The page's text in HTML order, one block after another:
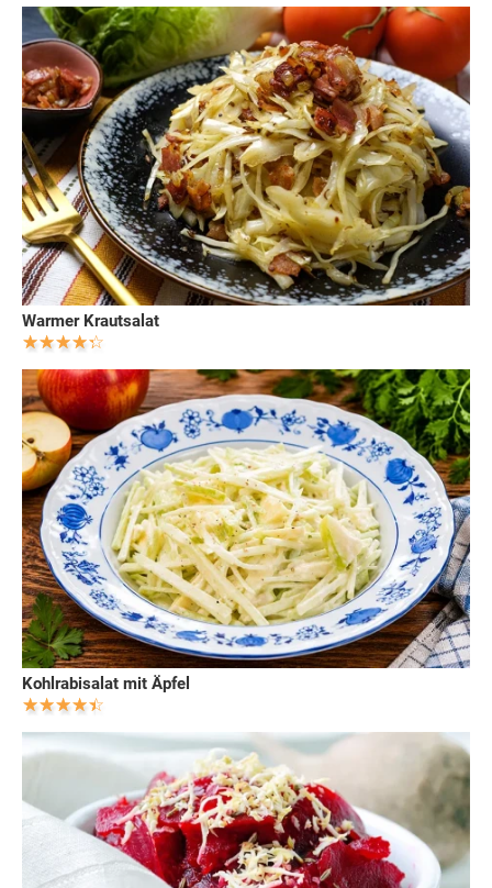
Warmer Krautsalat
Kohlrabisalat mit Äpfel